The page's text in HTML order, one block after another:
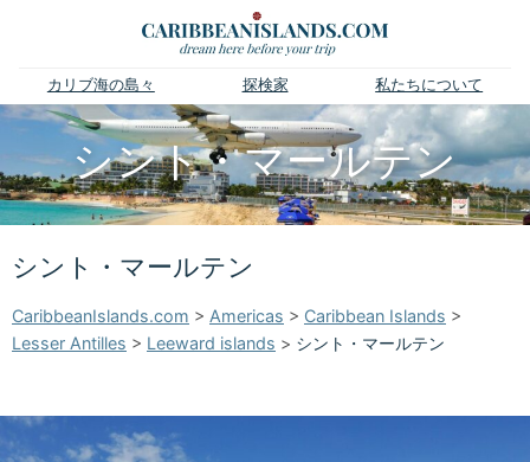
カリブ海の島々 探検家 私たちについて
シント・マールテン
シント・マールテン
CaribbeanIslands.com > Americas > Caribbean Islands >
Lesser Antilles > Leeward islands > シント・マールテン